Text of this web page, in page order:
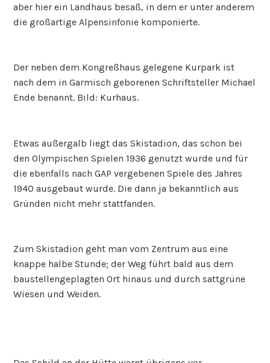
aber hier ein Landhaus besaß, in dem er unter anderem
die großartige Alpensinfonie komponierte.
Der neben dem Kongreßhaus gelegene Kurpark ist
nach dem in Garmisch geborenen Schriftsteller Michael
Ende benannt. Bild: Kurhaus.
Etwas außergalb liegt das Skistadion, das schon bei
den Olympischen Spielen 1936 genutzt wurde und für
die ebenfalls nach GAP vergebenen Spiele des Jahres
1940 ausgebaut wurde. Die dann ja bekanntlich aus
Gründen nicht mehr stattfanden.
Zum Skistadion geht man vom Zentrum aus eine
knappe halbe Stunde; der Weg führt bald aus dem
baustellengeplagten Ort hinaus und durch sattgrüne
Wiesen und Weiden.